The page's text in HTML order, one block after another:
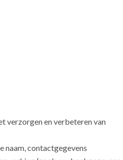
verzorgen en verbeteren van
naam, contactgegevens